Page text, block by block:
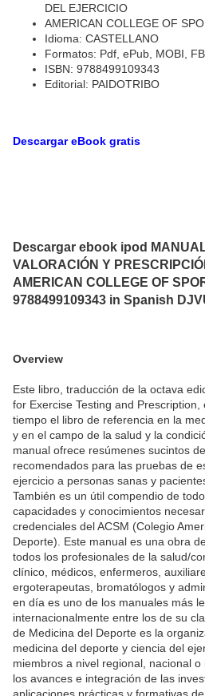
DEL EJERCICIO
AMERICAN COLLEGE OF
Idioma: CASTELLANO
Formatos: Pdf, ePub, MOBI,
ISBN: 9788499109343
Editorial: PAIDOTRIBO
Descargar eBook gratis
Descargar ebook ipod
VALORACIÓN Y
AMERICAN COLLEGE OF
9788499109343 in Spanish
Overview
Este libro, traducción de la octava
for Exercise Testing and
tiempo el libro de referencia en la
y en el campo de la salud y la
manual ofrece resúmenes sucintos
recomendados para las pruebas de
ejercicio a personas sanas y
También es un útil compendio de
capacidades y conocimientos
credenciales del ACSM (Colegio
Deporte). Este manual es una obra
todos los profesionales de la salud/
clínico, médicos, enfermeros,
ergoterapeutas, bromatólogos y
en día es uno de los manuales más
internacionalmente entre los de su
de Medicina del Deporte es la
medicina del deporte y ciencia del
miembros a nivel regional, nacional
los avances e integración de las
aplicaciones prácticas y formativas